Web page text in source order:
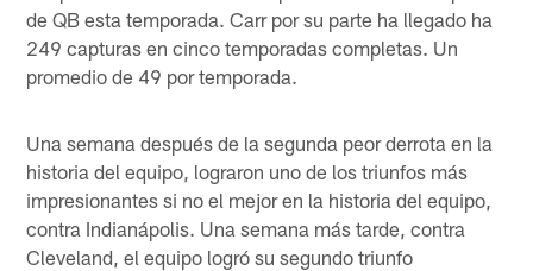
de QB esta temporada. Carr por su parte ha llegado ha
249 capturas en cinco temporadas completas. Un
promedio de 49 por temporada.
Una semana después de la segunda peor derrota en la
historia del equipo, lograron uno de los triunfos más
impresionantes si no el mejor en la historia del equipo,
contra Indianápolis. Una semana más tarde, contra
Cleveland, el equipo logró su segundo triunfo